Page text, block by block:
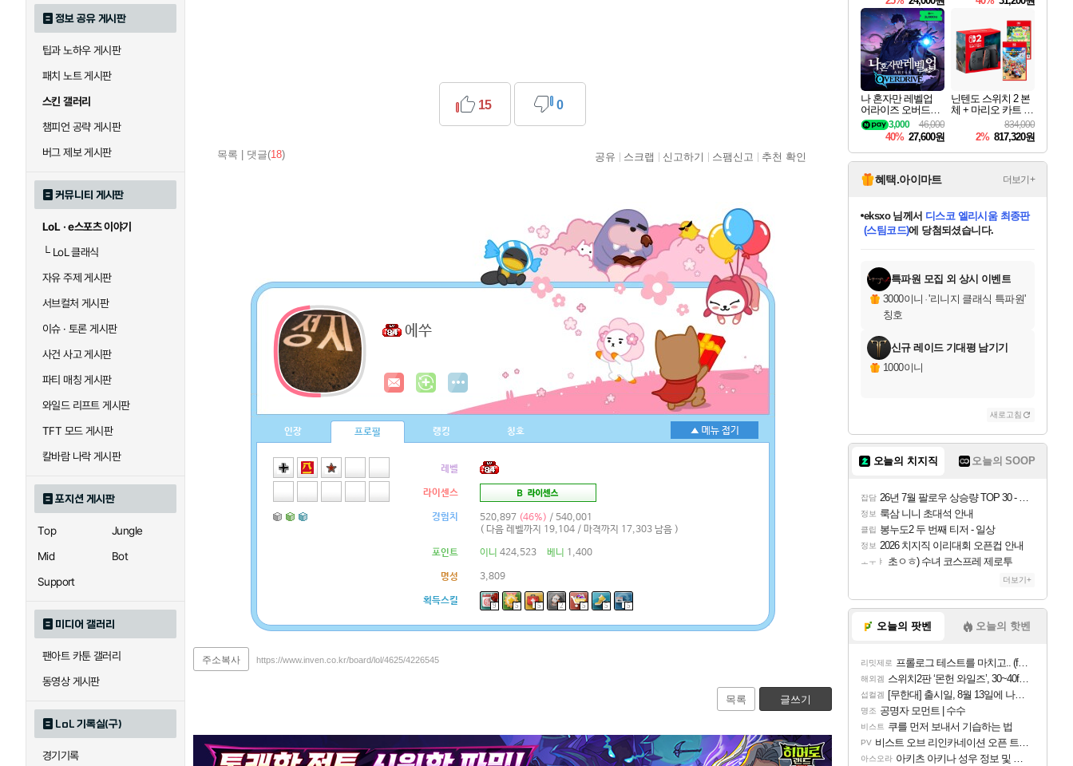
정보 공유 게시판
팁과 노하우 게시판
패치 노트 게시판
스킨 갤러리
챔피언 공략 게시판
버그 제보 게시판
커뮤니티 게시판
LoL · e스포츠 이야기
└LoL 클래식
자유 주제 게시판
서브컬처 게시판
이슈 · 토론 게시판
사건 사고 게시판
파티 매칭 게시판
와일드 리프트 게시판
TFT 모드 게시판
칼바람 나락 게시판
포지션 게시판
Top
Jungle
Mid
Bot
Support
미디어 갤러리
팬아트 카툰 갤러리
동영상 게시판
LoL 기록실(구)
경기기록
목록 댓글(18)
15 0
공유 스크랩 신고하기 스팸신고 추천 확인
에쑤
인장 프로필 랭킹 칭호
레벨
라이센스
경험치 520,897 (46%) / 540,001
( 다음 레벨까지 19,104 / 마격까지 17,303 남음 )
포인트 이니 424,523 베니 1,400
명성 3,809
획득스킬 9 5 5 2 5 5 5
주소복사 https://www.inven.co.kr/board/lol/4625/4226545
목록 글쓰기
Overdrive Deluxe Edi
나 혼자만 레벨업
어라이즈 오버드라
이브 Solo Leveling A
rise
46,000
3,000
40% 27,600원
닌텐도 스위치 2 본
체 + 마리오 카트 월
드 + 포켓몬 포코피
아 번들
834,000
2% 817,320원
혜택.아이마트 더보기+
당첨되셨습니다.
당첨되셨습니다.
eksxo 님께서
디스코 엘리시움 최종판
칠부님께서네이버페이 1만원
교환권에 당첨되셨습니다.
당첨되셨습니다.
당첨되셨습니다.
에디션 (스팀코드)를 교환.
당첨되셨습니다.
당첨되셨습니다.
당첨되셨습니다.
당첨되셨습니다.
특파원 모집 외 상시 이벤트
3000이니 ·'리니지 클래식 특파원'
칭호
신규 레이드 기대평 남기기
1000이니
새로고침
오늘의 치지직 오늘의 SOOP
잡담 26년 7월 팔로우 상승량 TOP 30 - 월간 치지직
정보 룩삼 니니 초대석 안내
클립 봉누도2 두 번째 티저 - 일상
정보 2026 치지직 이리대회 오픈컵 안내
ㅗㅜㅑ 초ㅇㅎ) 수녀 코스프레 제로투
더보기+
오늘의 팟벤 오늘의 핫벤
리밋제로 프롤로그 테스트를 마치고.. (feat. 리아)
해외겜 스위치2판 ‘몬헌 와일즈’, 30~40fps 목표 추정
섭컬겜 [무한대] 출시일, 8월 13일에 나오나
명조 공명자 모먼트 | 수수
비스트 쿠를 먼저 보내서 기습하는 법
PV 비스트 오브 리인카네이션 오픈 트레일러
아스오라 아키츠 아키나 성우 정보 및 주요 필모